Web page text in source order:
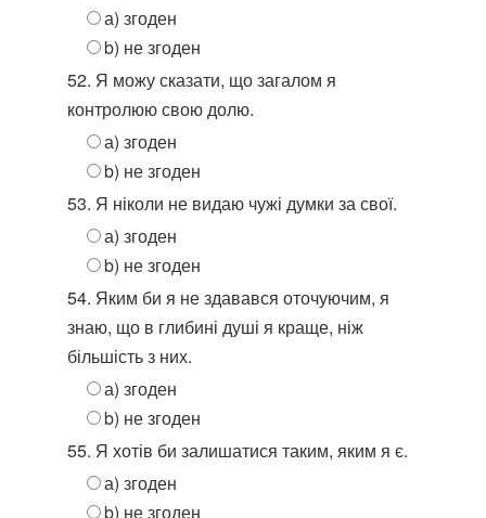
а) згоден
b) не згоден
52. Я можу сказати, що загалом я
контролюю свою долю.
а) згоден
b) не згоден
53. Я ніколи не видаю чужі думки за свої.
а) згоден
b) не згоден
54. Яким би я не здавався оточуючим, я
знаю, що в глибині душі я краще, ніж
більшість з них.
а) згоден
b) не згоден
55. Я хотів би залишатися таким, яким я є.
а) згоден
b) не згоден